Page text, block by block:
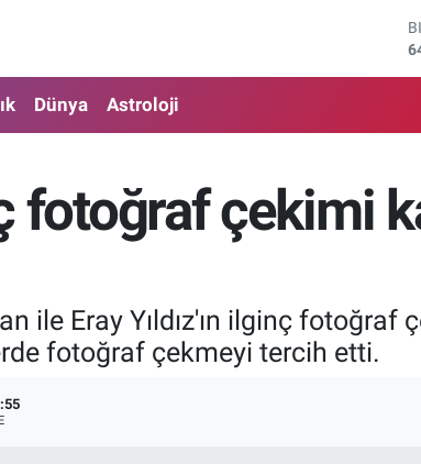
Dünya Astroloji
fotoğraf çekimi
ile Eray Yıldız'ın ilginç
fotoğraf çekmeyi tercih etti.